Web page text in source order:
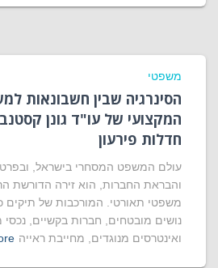
משפטי
הסינרגיה שבין חשבונאות
המקצועי של עו"ד גונן
חדלות פירעון
עולם המשפט המסחרי בישראל, ובפרט
והבראת החברות, הוא זירה הדורשת
משפטי תאורטי. המורכבות של תיקים
נושים מובטחים, חברות בקשיים, נכסי
ואינטרסים מנוגדים, מחייבת ראייה